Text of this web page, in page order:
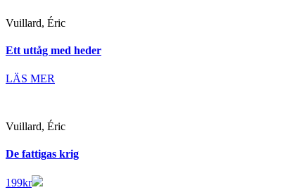
Vuillard, Éric
Ett uttåg med heder
LÄS MER
Vuillard, Éric
De fattigas krig
199kr